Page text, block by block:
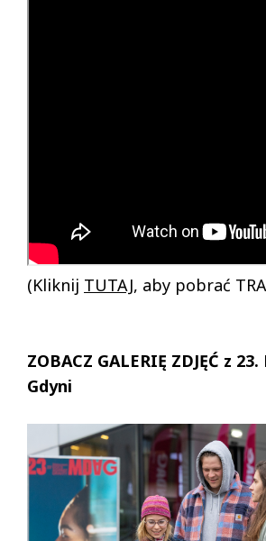
(Kliknij TUTAJ, aby pobrać
ZOBACZ GALERIĘ ZDJĘĆ z
Gdyni